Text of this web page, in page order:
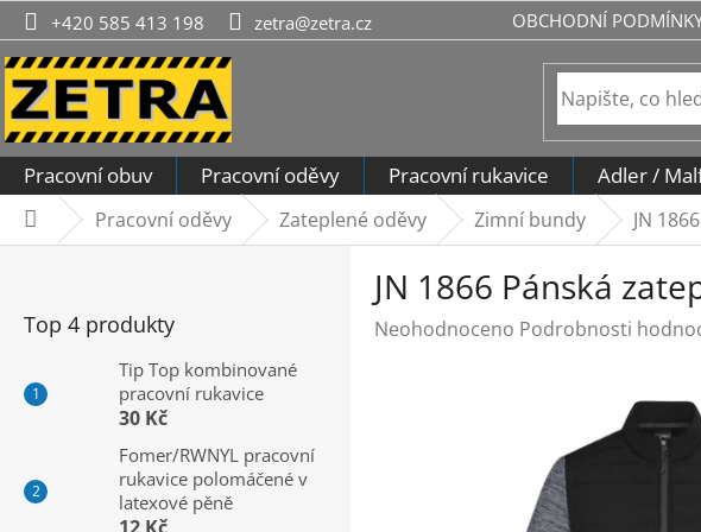
Přejít
na
obsah
+420 585 413 198 zetra@zetra.cz OBCHODNÍ
Pracovní obuv Pracovní oděvy Pracovní rukavice Adler /
DomůPracovní oděvy Zateplené oděvy Zimní bundy JN
Top 4 produkty
Tip Top kombinované
pracovní rukavice
30 Kč
Fomer/RWNYL pracovní
rukavice polomáčené v
latexové pěně
JN 1866 Pánská
Průměrné
Neohodnoceno Podrobnosti